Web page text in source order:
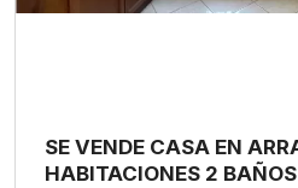
SE VENDE CASA EN
HABITACIONES 2